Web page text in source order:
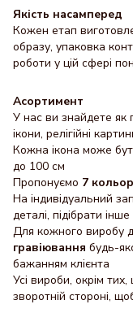
Якість насамперед
Кожен етап
образу, упаковка
роботи у цій сфері
Асортимент
У нас ви знайдете як
ікони, релігійні
Кожна ікона може
до 100 см
Пропонуємо 7
На індивідуальний
деталі, підібрати
Для кожного виробу
гравіювання будь-
бажанням клієнта
Усі вироби, окрім
зворотній стороні,